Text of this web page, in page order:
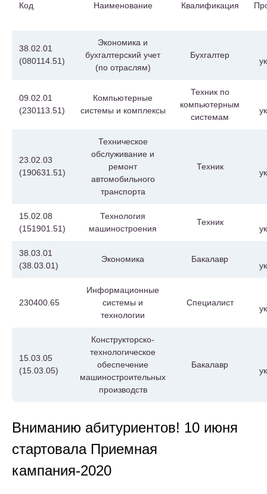
Код Наименование Квалификация
38.02.01
(080114.51)
Экономика и
бухгалтерский учет
(по отраслям)
Бухгалтер
09.02.01
(230113.51)
Компьютерные
системы и комплексы
Техник по
компьютерным
системам
23.02.03
(190631.51)
Техническое
обслуживание и
ремонт
автомобильного
транспорта
Техник
15.02.08
(151901.51)
Технология
машиностроения
Техник
38.03.01
(38.03.01)
Экономика Бакалавр
230400.65
Информационные
системы и
технологии
Специалист
15.03.05
(15.03.05)
Конструкторско-
технологическое
обеспечение
машиностроительных
производств
Бакалавр
Вниманию абитуриентов! 10 июня
стартовала Приемная
кампания-2020